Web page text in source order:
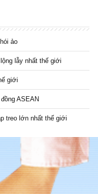
ảo
lẫy nhất thế giới
giới
ASEAN
treo lớn nhất thế giới